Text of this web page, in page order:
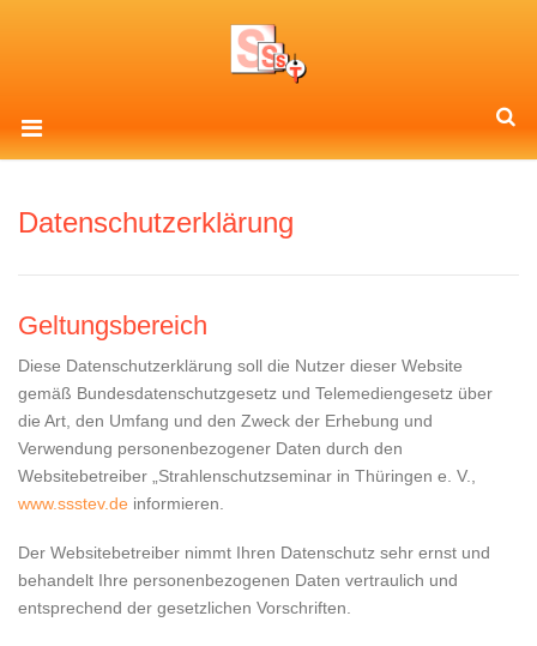
Datenschutzerklärung
Geltungsbereich
Diese Datenschutzerklärung soll die Nutzer dieser Website
gemäß Bundesdatenschutzgesetz und Telemediengesetz über
die Art, den Umfang und den Zweck der Erhebung und
Verwendung personenbezogener Daten durch den
Websitebetreiber „Strahlenschutzseminar in Thüringen e. V.,
www.ssstev.de informieren.
Der Websitebetreiber nimmt Ihren Datenschutz sehr ernst und
behandelt Ihre personenbezogenen Daten vertraulich und
entsprechend der gesetzlichen Vorschriften.